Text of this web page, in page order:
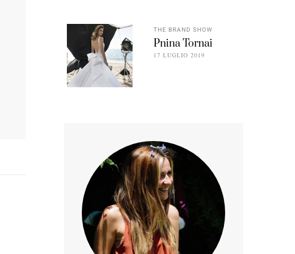
THE BRAND SHOW
Pnina Tornai
17 LUGLIO 2019